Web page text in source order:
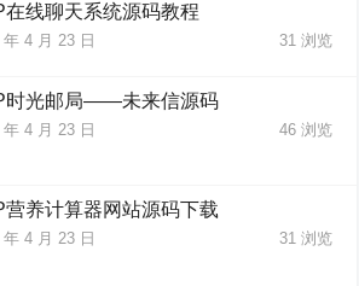
在线聊天系统源码教程
年 4 月 23 日 31浏览
时光邮局——未来信源码
年 4 月 23 日 46浏览
营养计算器网站源码下载
年 4 月 23 日 31浏览